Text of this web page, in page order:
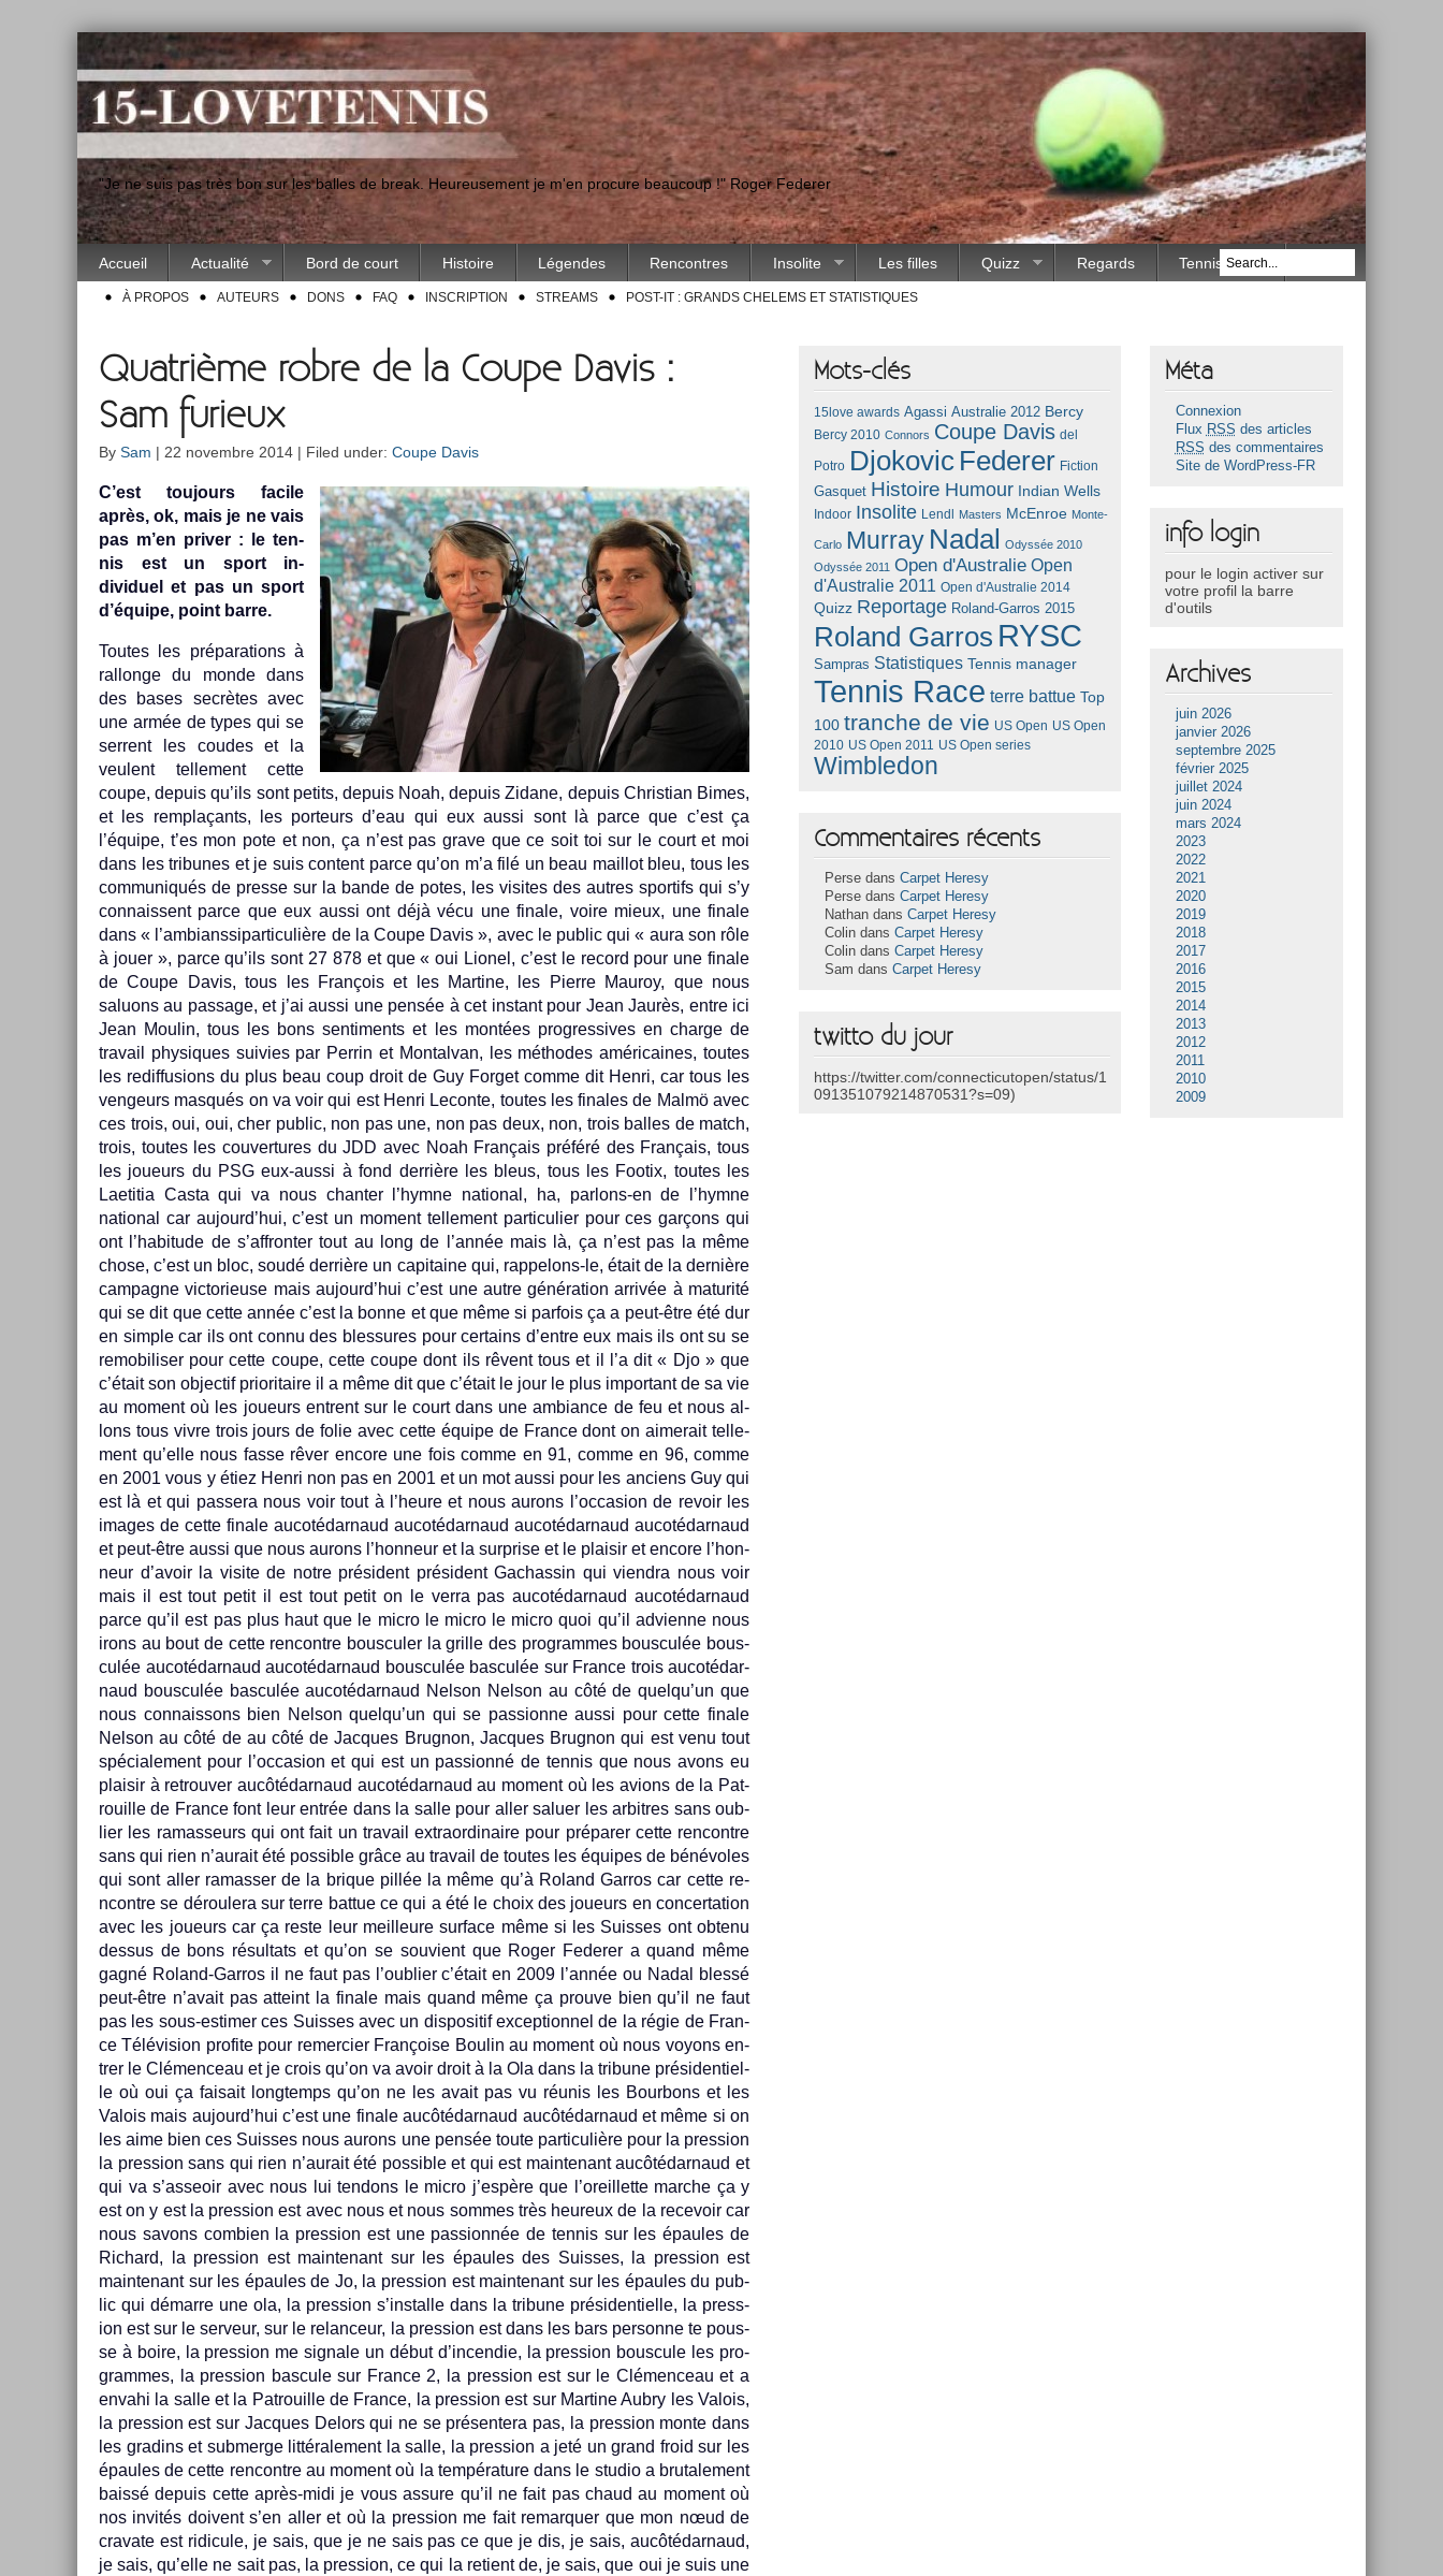
"Je ne suis pas très bon sur les balles de break. Heureusement je m'en procure beaucoup !" Roger Federer
Accueil Actualité Bord de court Histoire Légendes Rencontres Insolite Les filles Quizz Regards Tennis Race
À PROPOS AUTEURS DONS FAQ INSCRIPTION STREAMS POST-IT : GRANDS CHELEMS ET STATISTIQUES
Quatrième robre de la Coupe Davis :
Sam furieux
By Sam | 22 novembre 2014 | Filed under: Coupe Davis
C’est toujours facile
après, ok, mais je ne vais
pas m’en priv­er : le ten­
nis est un sport in­
dividuel et pas un sport
d’équipe, point barre.
Toutes les prépara­tions à
ral­longe du monde dans
des bases secrètes avec
une armée de types qui se
ser­rent les co­udes et la
veulent tel­le­ment cette
coupe, de­puis qu’ils sont petits, de­puis Noah, de­puis Zidane, de­puis Chris­tian Bimes,
et les re­mplaçants, les por­teurs d’eau qui eux aussi sont là parce que c’est ça
l’équipe, t’es mon pote et non, ça n’est pas grave que ce soit toi sur le court et moi
dans les tri­bunes et je suis con­tent parce qu’on m’a filé un beau mail­lot bleu, tous les
com­muniqués de pre­sse sur la bande de potes, les visites des aut­res spor­tifs qui s’y
con­nais­sent parce que eux aussi ont déjà vécu une fin­ale, voire mieux, une fin­ale
dans « l’am­bianssipar­ticuliè­re de la Coupe Davis », avec le pub­lic qui « aura son rôle
à jouer », parce qu’ils sont 27 878 et que « oui Li­onel, c’est le re­cord pour une fin­ale
de Coupe Davis, tous les François et les Mar­tine, les Pier­re Mauroy, que nous
saluons au pas­sage, et j’ai aussi une pensée à cet in­stant pour Jean Jaurès, entre ici
Jean Moulin, tous les bons sen­ti­ments et les montées pro­gres­sives en char­ge de
travail physiques suiv­ies par Per­rin et Mon­talvan, les méthodes américaines, toutes
les re­dif­fus­ions du plus beau coup droit de Guy For­get comme dit Henri, car tous les
ven­geurs masqués on va voir qui est Henri Lecon­te, toutes les fin­ales de Malmö avec
ces trois, oui, oui, cher pub­lic, non pas une, non pas deux, non, trois bal­les de match,
trois, toutes les co­uver­tures du JDD avec Noah Français préféré des Français, tous
les joueurs du PSG eux-aussi à fond derrière les bleus, tous les Footix, toutes les
Laetitia Casta qui va nous chant­er l’hymne nation­al, ha, parlons-en de l’hymne
nation­al car aujourd’hui, c’est un mo­ment tel­le­ment par­ticuli­er pour ces garçons qui
ont l’habitude de s’affront­er tout au long de l’année mais là, ça n’est pas la même
chose, c’est un bloc, soudé derrière un capitaine qui, rappelons-le, était de la dernière
cam­pagne vic­torieuse mais aujourd’hui c’est une autre généra­tion arrivée à maturité
qui se dit que cette année c’est la bonne et que même si par­fois ça a peut-être été dur
en sim­ple car ils ont connu des bles­sures pour cer­tains d’entre eux mais ils ont su se
re­mobilis­er pour cette coupe, cette coupe dont ils rêvent tous et il l’a dit « Djo » que
c’était son ob­jec­tif prioritaire il a même dit que c’était le jour le plus im­por­tant de sa vie
au mo­ment où les joueurs en­trent sur le court dans une am­bian­ce de feu et nous al­
lons tous vivre trois jours de folie avec cette équipe de Fran­ce dont on aimerait tel­le­
ment qu’elle nous fasse rêver en­core une fois comme en 91, comme en 96, comme
en 2001 vous y étiez Henri non pas en 2001 et un mot aussi pour les an­ciens Guy qui
est là et qui pas­sera nous voir tout à l’heure et nous aurons l’oc­cas­ion de re­voir les
im­ages de cette fin­ale aucotédar­naud aucotédar­naud aucotédar­naud aucotédar­naud
et peut-être aussi que nous aurons l’hon­neur et la sur­pr­ise et le plaisir et en­core l’hon­
neur d’avoir la visite de notre président président Gac­hassin qui viendra nous voir
mais il est tout petit il est tout petit on le verra pas aucotédar­naud aucotédar­naud
parce qu’il est pas plus haut que le micro le micro le micro quoi qu’il ad­vien­ne nous
irons au bout de cette re­ncontre bous­cul­er la gril­le des pro­gram­mes bous­culée bous­
culée aucotédar­naud aucotédar­naud bous­culée bas­culée sur Fran­ce trois aucotédar­
naud bous­culée bas­culée aucotédar­naud Nel­son Nel­son au côté de quel­qu’un que
nous con­nais­sons bien Nel­son quel­qu’un qui se pas­sion­ne aussi pour cette fin­ale
Nel­son au côté de au côté de Jac­ques Brug­non, Jac­ques Brug­non qui est venu tout
spéciale­ment pour l’oc­cas­ion et qui est un pas­sionné de ten­nis que nous avons eu
plaisir à retro­uv­er aucôtédar­naud aucotédar­naud au mo­ment où les av­ions de la Pat­
rouil­le de Fran­ce font leur entrée dans la salle pour aller salu­er les ar­bitres sans oub­
li­er les ramas­seurs qui ont fait un travail extra­or­dinaire pour préparer cette re­ncontre
sans qui rien n’aurait été pos­sible grâce au travail de toutes les équipes de bénévoles
qui sont aller ramass­er de la brique pillée la même qu’à Roland Gar­ros car cette re­
ncontre se déroulera sur terre bat­tue ce qui a été le choix des joueurs en con­cer­ta­tion
avec les joueurs car ça reste leur meil­leure sur­face même si les Suis­ses ont ob­tenu
de­ssus de bons résul­tats et qu’on se souvient que Roger Feder­er a quand même
gagné Roland-Garros il ne faut pas l’oub­li­er c’était en 2009 l’année ou Nadal blessé
peut-être n’avait pas at­teint la fin­ale mais quand même ça pro­uve bien qu’il ne faut
pas les sous-estimer ces Suis­ses avec un dis­positif ex­cep­tion­nel de la régie de Fran­
ce Télévis­ion pro­fite pour re­mer­ci­er Françoise Boulin au mo­ment où nous voyons en­
tr­er le Clémen­ceau et je crois qu’on va avoir droit à la Ola dans la tri­bune présiden­tiel­
le où oui ça faisait longtemps qu’on ne les avait pas vu réunis les Bour­bons et les
Valois mais aujourd’hui c’est une fin­ale aucôtédar­naud aucôtédar­naud et même si on
les aime bien ces Suis­ses nous aurons une pensée toute par­ticuliè­re pour la pre­ss­ion
la pre­ss­ion sans qui rien n’aurait été pos­sible et qui est main­tenant aucôtédar­naud et
qui va s’as­seoir avec nous lui ten­dons le micro j’espère que l’oreil­lette marche ça y
est on y est la pre­ss­ion est avec nous et nous som­mes très heureux de la re­cevoir car
nous savons com­bi­en la pre­ss­ion est une pas­sionnée de ten­nis sur les épaules de
Ric­hard, la pre­ss­ion est main­tenant sur les épaules des Suis­ses, la pre­ss­ion est
main­tenant sur les épaules de Jo, la pre­ss­ion est main­tenant sur les épaules du pub­
lic qui démarre une ola, la pre­ss­ion s’instal­le dans la tri­bune présiden­tiel­le, la pre­ss­
ion est sur le ser­veur, sur le re­lan­ceur, la pre­ss­ion est dans les bars per­son­ne te pous­
se à boire, la pre­ss­ion me sig­nale un début d’in­cendie, la pre­ss­ion bous­cule les pro­
gram­mes, la pre­ss­ion bas­cule sur Fran­ce 2, la pre­ss­ion est sur le Clémen­ceau et a
en­vahi la salle et la Pat­rouil­le de Fran­ce, la pre­ss­ion est sur Mar­tine Aubry les Valois,
la pre­ss­ion est sur Jac­ques De­lors qui ne se présen­tera pas, la pre­ss­ion monte dans
les gradins et sub­mer­ge lit­térale­ment la salle, la pre­ss­ion a jeté un grand froid sur les
épaules de cette re­ncontre au mo­ment où la tempéra­ture dans le studio a brutale­ment
baissé de­puis cette après-midi je vous as­sure qu’il ne fait pas chaud au mo­ment où
nos invités doivent s’en aller et où la pre­ss­ion me fait re­mar­qu­er que mon nœud de
cravate est ridicule, je sais, que je ne sais pas ce que je dis, je sais, aucôtédar­naud,
je sais, qu’elle ne sait pas, la pre­ss­ion, ce qui la re­tient de, je sais, que oui je suis une
Mots-clés
15love awards Agassi Australie 2012 Bercy
Bercy 2010 Connors Coupe Davis del
Potro Djokovic Federer Fiction
Gasquet Histoire Humour Indian Wells
Indoor Insolite Lendl Masters McEnroe Monte-
Carlo Murray Nadal
Odyssée 2010
Odyssée 2011 Open d'Australie Open
d'Australie 2011 Open d'Australie 2014
Quizz Reportage Roland-Garros 2015
Roland Garros RYSC
Sampras Statistiques Tennis manager
Tennis Race terre battue Top
100 tranche de vie US Open US Open
2010 US Open 2011 US Open series
Wimbledon
Commentaires récents
Perse dansCarpet Heresy
Perse dansCarpet Heresy
Nathan dansCarpet Heresy
Colin dansCarpet Heresy
Colin dansCarpet Heresy
Sam dansCarpet Heresy
twitto du jour
https://twitter.com/connecticutopen/status/1
091351079214870531?s=09)
Méta
Connexion
Flux RSS des articles
RSS des commentaires
Site de WordPress-FR
info login
pour le login activer sur
votre profil la barre
d'outils
Archives
juin 2026
janvier 2026
septembre 2025
février 2025
juillet 2024
juin 2024
mars 2024
2023
2022
2021
2020
2019
2018
2017
2016
2015
2014
2013
2012
2011
2010
2009